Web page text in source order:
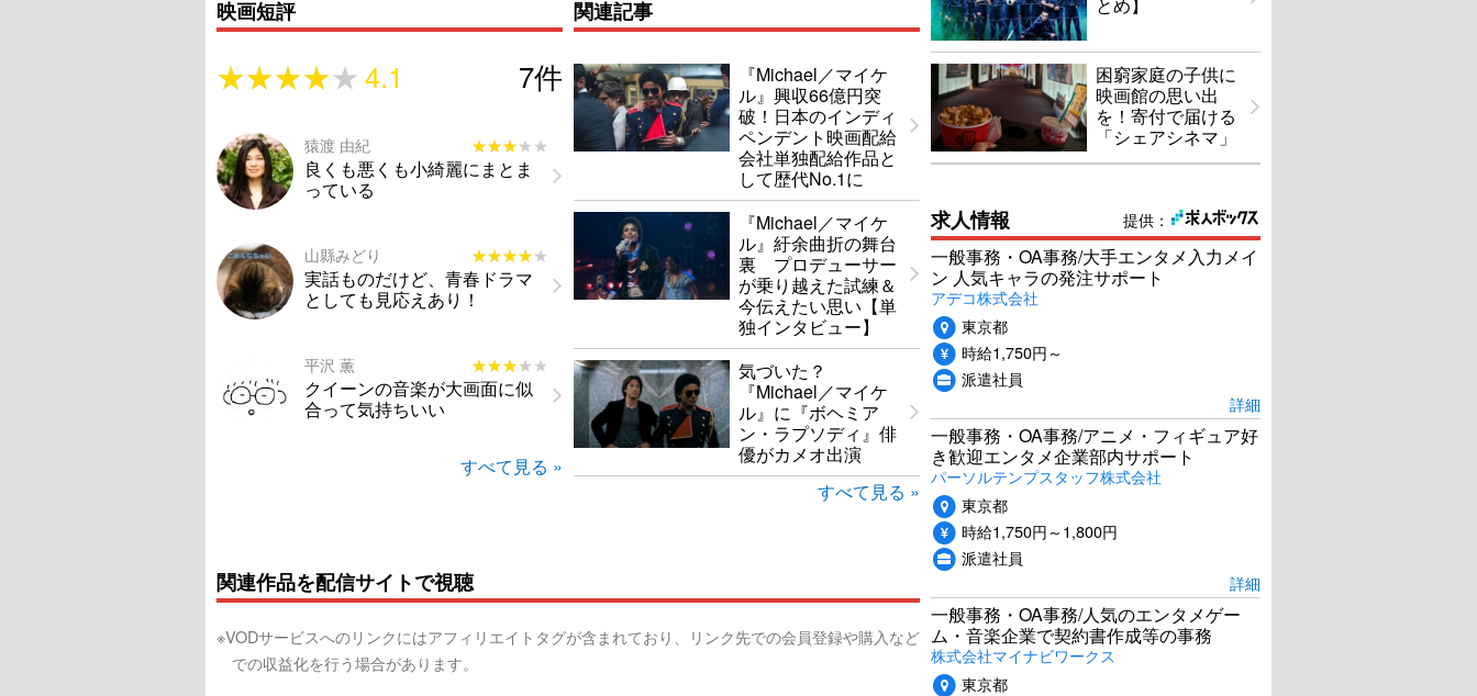
映画短評
★★★★★
★★★★★4.1 7件
猿渡 由紀 ★★★★★
★★★★★
良くも悪くも小綺麗にまとま
っている
山縣みどり ★★★★★
★★★★★
実話ものだけど、青春ドラマ
としても見応えあり！
平沢 薫 ★★★★★
★★★★★
クイーンの音楽が大画面に似
合って気持ちいい
すべて見る »
関連記事
『Michael／マイケ
ル』興収66億円突
破！日本のインディ
ペンデント映画配給
会社単独配給作品と
して歴代No.1に
『Michael／マイケ
ル』紆余曲折の舞台
裏 プロデューサー
が乗り越えた試練＆
今伝えたい思い【単
独インタビュー】
気づいた？
『Michael／マイケ
ル』に『ボヘミア
ン・ラプソディ』俳
優がカメオ出演
すべて見る »
関連作品を配信サイトで視聴
※VODサービスへのリンクにはアフィリエイトタグが含まれており、リンク先での会員登録や購入など
での収益化を行う場合があります。
とめ】
困窮家庭の子供に
映画館の思い出
を！寄付で届ける
「シェアシネマ」
提供：
求人情報
一般事務・OA事務/大手エンタメ入力メイ
ン 人気キャラの発注サポート
アデコ株式会社
東京都
時給1,750円～
派遣社員
詳細
一般事務・OA事務/アニメ・フィギュア好
き歓迎エンタメ企業部内サポート
パーソルテンプスタッフ株式会社
東京都
時給1,750円～1,800円
派遣社員
詳細
一般事務・OA事務/人気のエンタメゲー
ム・音楽企業で契約書作成等の事務
株式会社マイナビワークス
東京都